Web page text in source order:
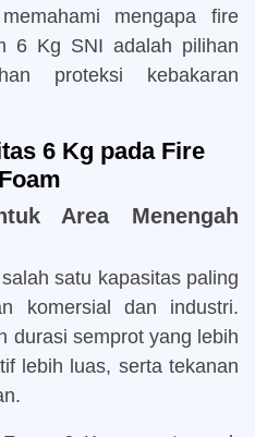
mengapa fire
6 Kg SNI adalah pilihan
proteksi kebakaran
6 Kg pada Fire
Area Menengah
satu kapasitas paling
komersial dan industri.
durasi semprot yang lebih
lebih luas, serta tekanan